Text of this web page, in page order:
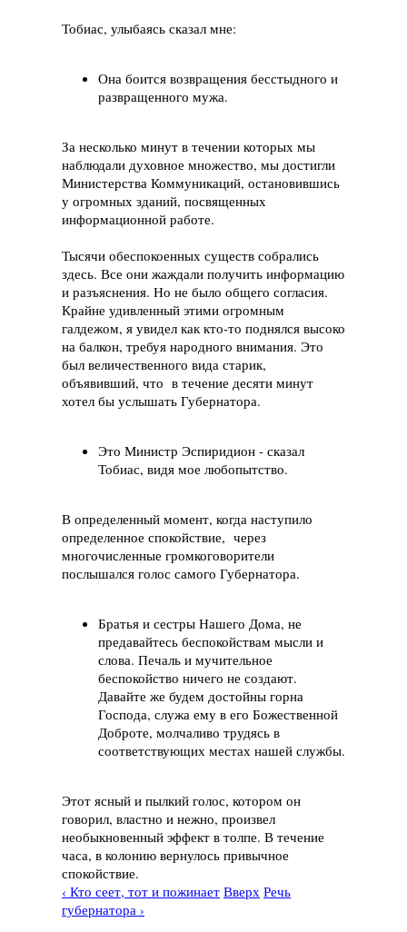
Тобиас, улыбаясь сказал мне:
Она боится возвращения бесстыдного и
развращенного мужа.
За несколько минут в течении которых мы
наблюдали духовное множество, мы достигли
Министерства Коммуникаций, остановившись
у огромных зданий, посвященных
информационной работе.
Тысячи обеспокоенных существ собрались
здесь. Все они жаждали получить информацию
и разъяснения. Но не было общего согласия.
Крайне удивленный этими огромным
галдежом, я увидел как кто-то поднялся высоко
на балкон, требуя народного внимания. Это
был величественного вида старик,
объявивший, что в течение десяти минут
хотел бы услышать Губернатора.
Это Министр Эспиридион - сказал
Тобиас, видя мое любопытство.
В определенный момент, когда наступило
определенное спокойствие, через
многочисленные громкоговорители
послышался голос самого Губернатора.
Братья и сестры Нашего Дома, не
предавайтесь беспокойствам мысли и
слова. Печаль и мучительное
беспокойство ничего не создают.
Давайте же будем достойны горна
Господа, служа ему в его Божественной
Доброте, молчаливо трудясь в
соответствующих местах нашей службы.
Этот ясный и пылкий голос, котором он
говорил, властно и нежно, произвел
необыкновенный эффект в толпе. В течение
часа, в колонию вернулось привычное
спокойствие.
‹ Кто сеет, тот и пожинает Вверх Речь
губернатора ›